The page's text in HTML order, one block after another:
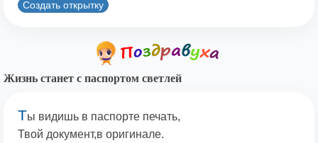
Создать открытку
Жизнь станет с паспортом светлей
Ты видишь в паспорте печать,
Твой документ,в оригинале.